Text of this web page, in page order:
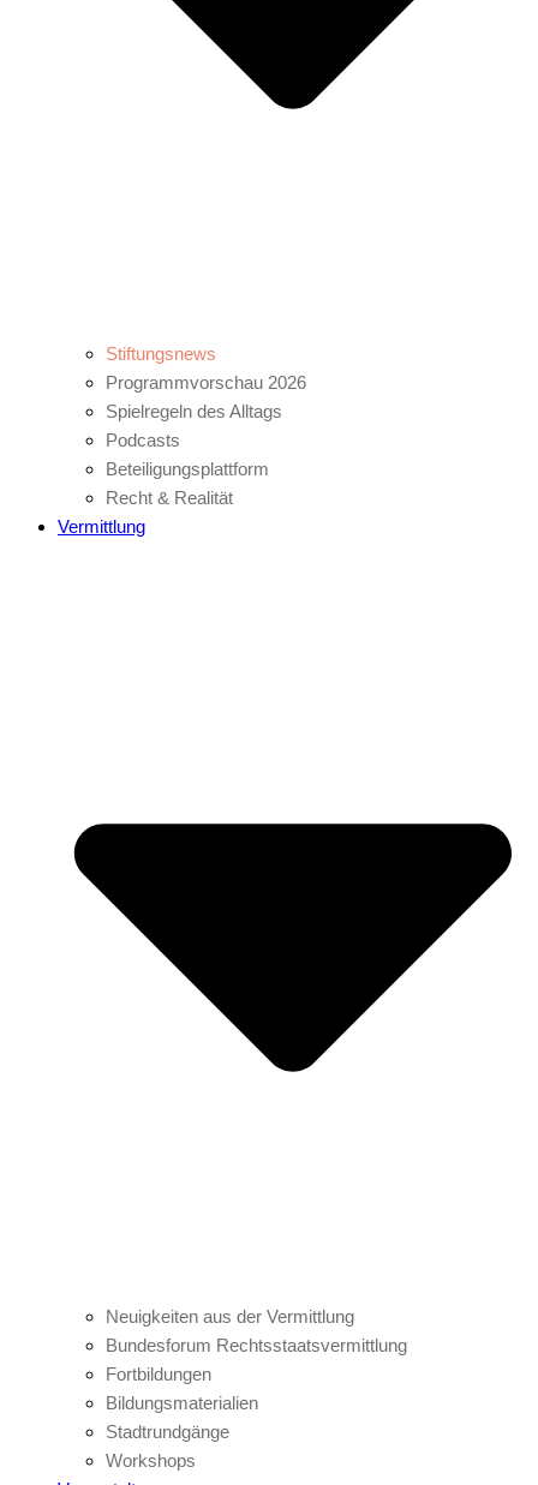
Stiftungsnews
Programmvorschau 2026
Spielregeln des Alltags
Podcasts
Beteiligungsplattform
Recht & Realität
Vermittlung
Neuigkeiten aus der Vermittlung
Bundesforum Rechtsstaatsvermittlung
Fortbildungen
Bildungsmaterialien
Stadtrundgänge
Workshops